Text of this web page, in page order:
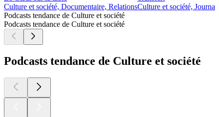
Culture et société, Documentaire, RelationsCulture et société,
Podcasts tendance de Culture et société
Podcasts tendance de Culture et société
Podcasts tendance de Culture et société